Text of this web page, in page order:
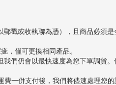
戳或收執聯為憑），且商品必須
，僅可更換相同產品。
們仍會以最快速度為您下單調貨。
一併支付後，我們將儘速處理您的